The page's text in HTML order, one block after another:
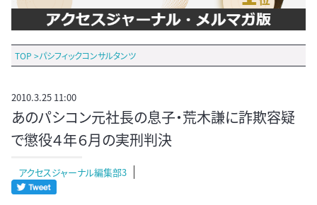
TOP >パシフィックコンサルタンツ
2010.3.25 11:00
あのパシコン元社長の息子・荒木謙に詐欺容疑
で懲役４年６月の実刑判決
アクセスジャーナル編集部3